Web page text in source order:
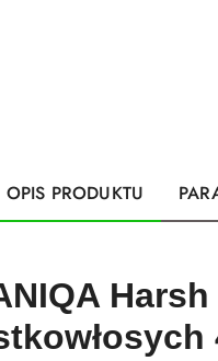
OPIS PRODUKTU